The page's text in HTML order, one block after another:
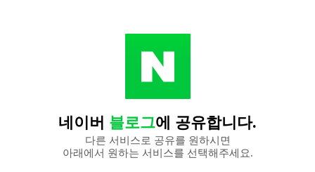
네이버 블로그에 공유합니다.
다른 서비스로 공유를 원하시면
아래에서 원하는 서비스를 선택해주세요.